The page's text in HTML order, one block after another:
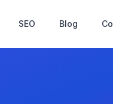
SEO Blog